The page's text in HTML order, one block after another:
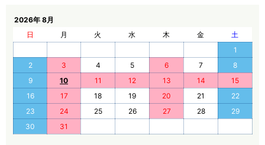
2026年 8月
日
月 火 水 木 金
土
1
2
3 4 5 6 7
8
9
10 11 12 13 14
15
16
17 18 19 20 21
22
23
24 25 26 27 28
29
30
31